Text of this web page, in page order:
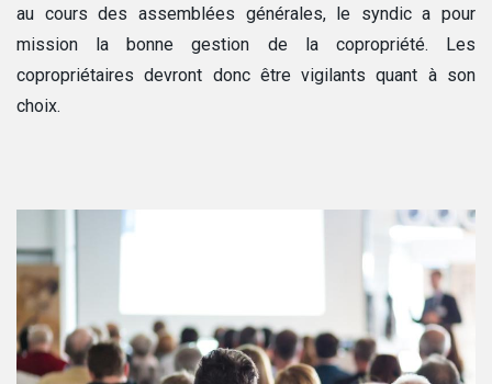
au cours des assemblées générales, le syndic a pour
mission la bonne gestion de la copropriété. Les
copropriétaires devront donc être vigilants quant à son
choix.